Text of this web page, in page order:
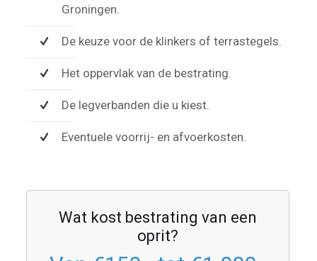
Groningen.
De keuze voor de klinkers of terrastegels.
Het oppervlak van de bestrating.
De legverbanden die u kiest.
Eventuele voorrij- en afvoerkosten.
Wat kost bestrating van een
oprit?